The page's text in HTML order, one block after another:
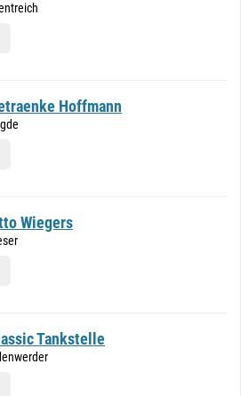
Hoffmann
Wiegers
Tankstelle